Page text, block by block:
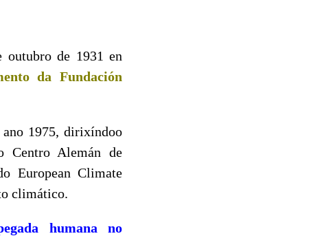
de 1931 en
da Fundación
1975, dirixíndoo
Centro Alemán de
European Climate
climático.
humana no